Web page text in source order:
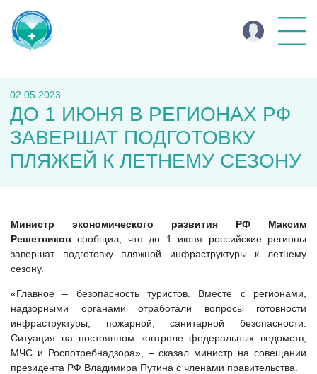
02.05.2023
ДО 1 ИЮНЯ В РЕГИОНАХ РФ
ЗАВЕРШАТ ПОДГОТОВКУ
ПЛЯЖЕЙ К ЛЕТНЕМУ СЕЗОНУ
Министр экономического развития РФ Максим
Решетников сообщил, что до 1 июня российские регионы
завершат подготовку пляжной инфраструктуры к летнему
сезону.
«Главное – безопасность туристов. Вместе с регионами,
надзорными органами отработали вопросы готовности
инфраструктуры, пожарной, санитарной безопасности.
Ситуация на постоянном контроле федеральных ведомств,
МЧС и Роспотребнадзора», – сказал министр на совещании
президента РФ Владимира Путина с членами правительства.